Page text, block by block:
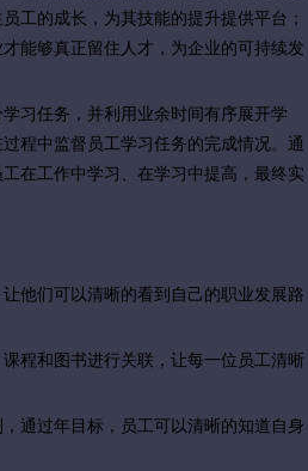
工的成长，为其技能的提升提供平台；
能够真正留住人才，为企业的可持续发
习任务，并利用业余时间有序展开学
程中监督员工学习任务的完成情况。通
在工作中学习、在学习中提高，最终实
他们可以清晰的看到自己的职业发展路
程和图书进行关联，让每一位员工清晰
通过年目标，员工可以清晰的知道自身